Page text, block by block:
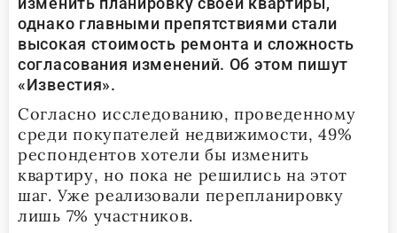
однако главными препятствиями стали
высокая стоимость ремонта и сложность
согласования изменений. Об этом пишут
«Известия».
Согласно исследованию, проведенному
среди покупателей недвижимости, 49%
респондентов хотели бы изменить
квартиру, но пока не решились на этот
шаг. Уже реализовали перепланировку
лишь 7% участников.